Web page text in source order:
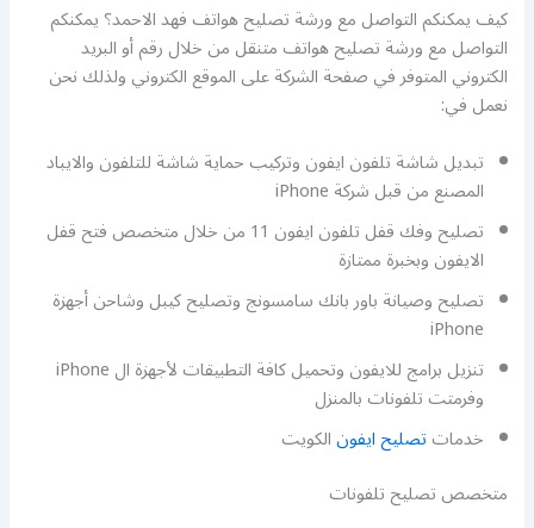
كيف يمكنكم التواصل مع ورشة تصليح هواتف فهد الاحمد؟ يمكنكم
التواصل مع ورشة تصليح هواتف متنقل من خلال رقم أو البريد
الكتروني المتوفر في صفحة الشركة على الموقع الكتروني ولذلك نحن
نعمل في:
تبديل شاشة تلفون ايفون وتركيب حماية شاشة للتلفون والايباد
المصنع من قبل شركة iPhone
تصليح وفك قفل تلفون ايفون 11 من خلال متخصص فتح قفل
الايفون وبخبرة ممتازة
تصليح وصيانة باور بانك سامسونج وتصليح كيبل وشاحن أجهزة
iPhone
تنزيل برامج للايفون وتحميل كافة التطبيقات لأجهزة ال iPhone
وفرمتت تلفونات بالمنزل
خدماتتصليح ايفونالكويت
متخصص تصليح تلفونات